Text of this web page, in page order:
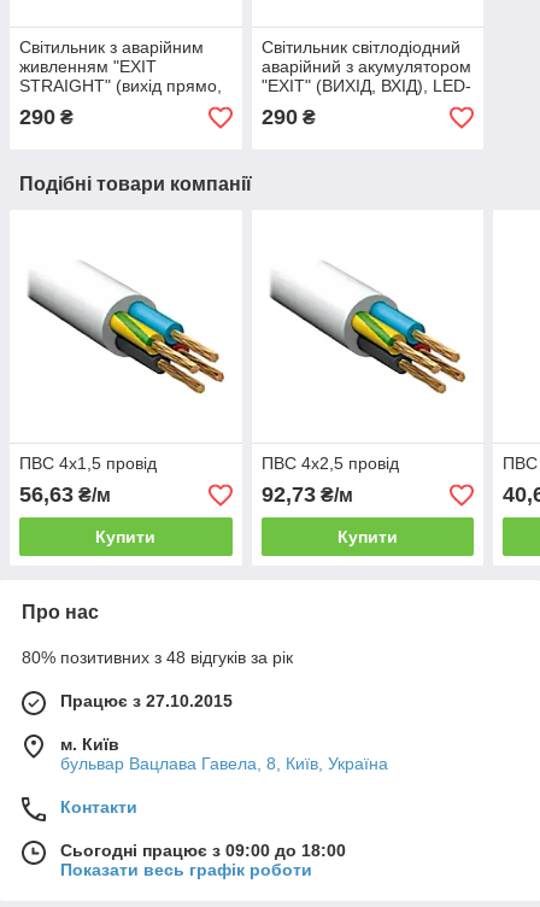
Світильник з аварійним
живленням "EXIT
STRAIGHT" (вихід прямо,
двосторонній), LED-NGS-
32 3 W (вт) NIGAS
290 ₴
Світильник світлодіодний
аварійний з акумулятором
"EXIT" (ВИХІД, ВХІД), LED-
NGS-30 3 W (вт) NIGAS
290₴
Подібні товари компанії
ПВС 4х1,5 провід
56,63 ₴/м
Купити
ПВС 4х2,5 провід
92,73₴/м
Купити
ПВС
Про нас
80% позитивних з 48 відгуків за рік
Працює з 27.10.2015
м. Київ
бульвар Вацлава Гавела, 8, Київ, Україна
Контакти
Сьогодні працює з 09:00 до 18:00
Показати весь графік роботи